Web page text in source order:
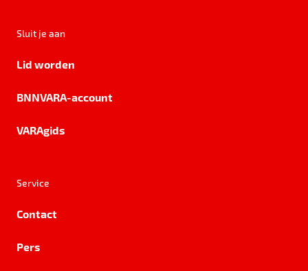
Sluit je aan
Lid worden
BNNVARA-account
VARAgids
Service
Contact
Pers